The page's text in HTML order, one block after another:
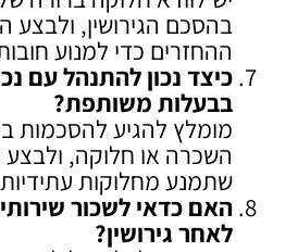
בהסכם הגירושין, ולבצע
ההחזרים כדי למנוע
כיצד נכון להתנהל עם
בבעלות משותפת?
מומלץ להגיע להסכמות
השכרה או חלוקה,
שתמנע מחלוקות
האם כדאי לשכור שירותי
לאחר גירושין?